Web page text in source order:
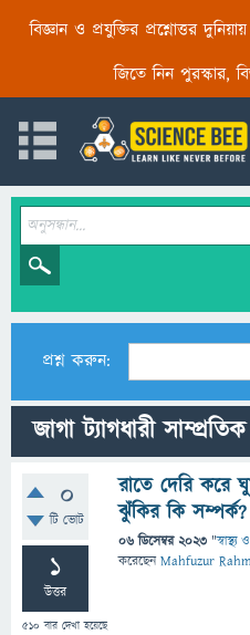
বিজ্ঞান ও প্রযুক্তির প্রশ্নোত্তর
জিতে নিন পুরস্কার,
প্রশ্ন করুন:
জাগা ট্যাগধারী
0
টি ভোট
1
উত্তর
510 বার দেখা হয়েছে
রাতে দেরি করে
ঝুঁকির কি সম্পর্ক?
06 ডিসেম্বর 2023 "স্বাস্থ্য
করেছেনMahfuzur